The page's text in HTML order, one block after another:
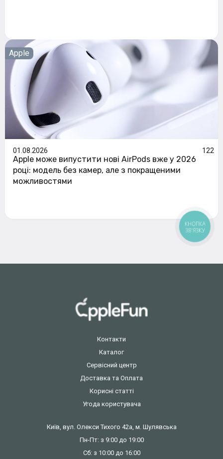
Apple
01.08.2026 122
Apple може випустити нові AirPods вже у 2026
році: модель без камер, але з покращеними
можливостями
Контакти
Каталог
Сервісний центр
Доставка та Оплата
Корисні статті
Угода користувача
Київ, вул. Олекси Тихого 42а, м. Шулявська
Пн-Пт: з 9:00 до 19:00
Сб: з 10:00 до 16:00
КНОПКА
ЗВ'ЯЗКУ